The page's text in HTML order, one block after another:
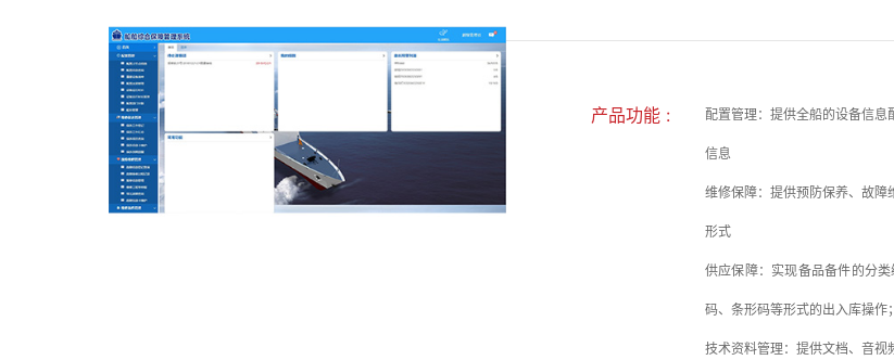
产品功能 : 配置管理：提供全船的设备信
信息
维修保障：提供预防保养、故
形式
供应保障：实现备品备件的分
码、条形码等形式的出入库操
技术资料管理：提供文档、音